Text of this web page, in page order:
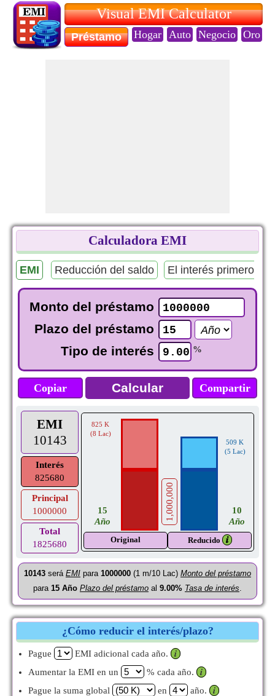
Visual EMI Calculator
Préstamo Hogar Auto Negocio Oro
Calculadora EMI
EMI Reducción del saldo El interés primero
Monto del préstamo
Plazo del préstamo
Tipo de interés
%
Copiar Compartir
EMI
10143
Interés
825680
Principal
1000000
Total
1825680
825 K
(8 Lac)
15
Año
1,000,000
509 K
(5 Lac)
10
Año
Original Reducido 𝒊
10143 será EMI para 1000000 (1 m/10 Lac) Monto del préstamo
para 15 Año Plazo del préstamo al 9.00% Tasa de interés.
¿Cómo reducir el interés/plazo?
Pague EMI adicional cada año.
𝒊
Aumentar la EMI en un
% cada año.
𝒊
Pague la suma global
en año. 𝒊